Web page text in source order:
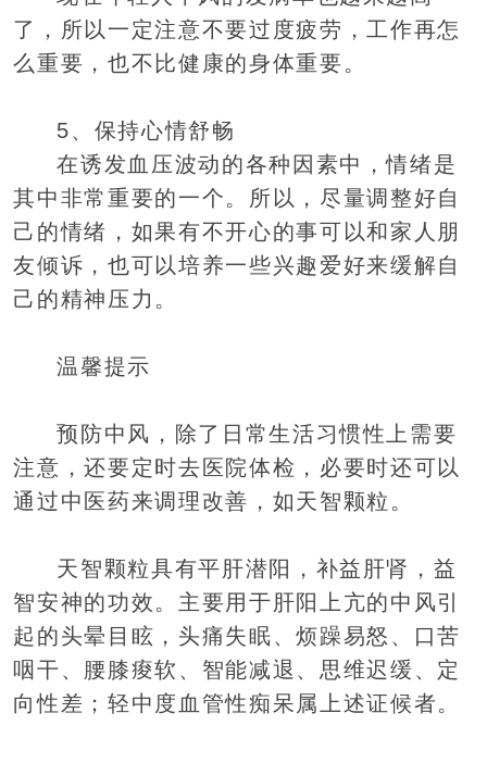
了，所以一定注意不要过度疲劳，工作再怎
么重要，也不比健康的身体重要。
5、保持心情舒畅
在诱发血压波动的各种因素中，情绪是
其中非常重要的一个。所以，尽量调整好自
己的情绪，如果有不开心的事可以和家人朋
友倾诉，也可以培养一些兴趣爱好来缓解自
己的精神压力。
温馨提示
预防中风，除了日常生活习惯性上需要
注意，还要定时去医院体检，必要时还可以
通过中医药来调理改善，如天智颗粒。
天智颗粒具有平肝潜阳，补益肝肾，益
智安神的功效。主要用于肝阳上亢的中风引
起的头晕目眩，头痛失眠、烦躁易怒、口苦
咽干、腰膝痠软、智能减退、思维迟缓、定
向性差；轻中度血管性痴呆属上述证候者。